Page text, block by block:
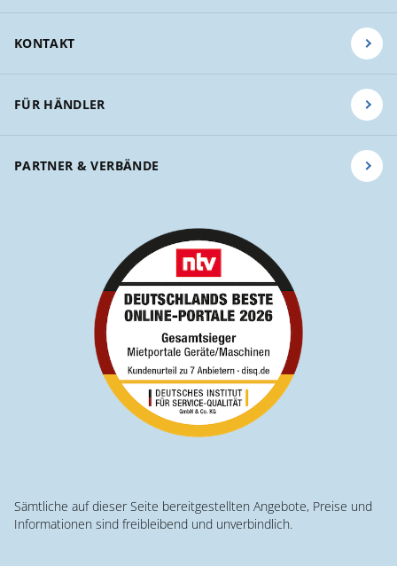
KONTAKT
FÜR HÄNDLER
PARTNER & VERBÄNDE
Sämtliche auf dieser Seite bereitgestellten Angebote, Preise und
Informationen sind freibleibend und unverbindlich.